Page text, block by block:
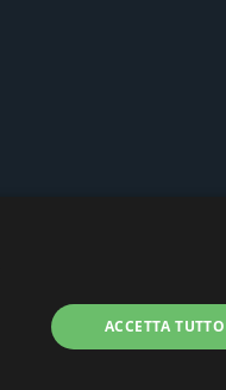
ACCETTA TUTTO